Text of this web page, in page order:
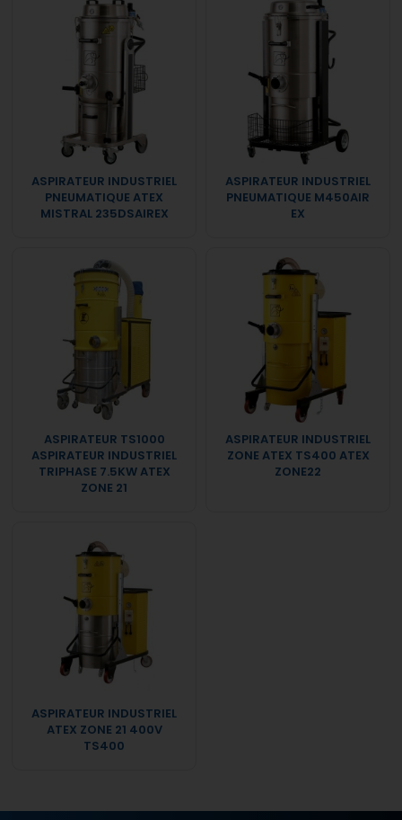
ASPIRATEUR INDUSTRIEL
PNEUMATIQUE ATEX
MISTRAL 235DSAIREX
ASPIRATEUR INDUSTRIEL
PNEUMATIQUE M450AIR
EX
ASPIRATEUR TS1000
ASPIRATEUR INDUSTRIEL
TRIPHASE 7.5KW ATEX
ZONE 21
ASPIRATEUR INDUSTRIEL
ZONE ATEX TS400 ATEX
ZONE22
ASPIRATEUR INDUSTRIEL
ATEX ZONE 21 400V
TS400